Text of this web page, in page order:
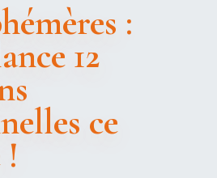
:
12
ce